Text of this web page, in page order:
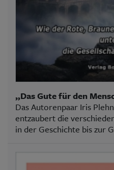
„Das Gute für den
Das Autorenpaar Iris
entzaubert die
in der Geschichte bis zur